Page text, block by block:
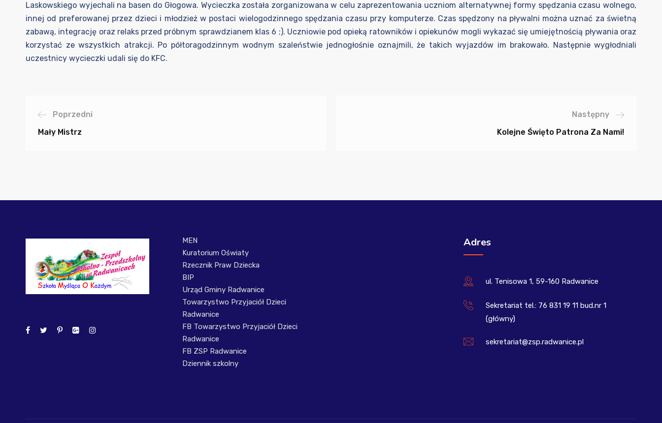
Laskowskiego wyjechali na basen do Głogowa. Wycieczka została zorganizowana w celu zaprezentowania uczniom alternatywnej formy spędzania czasu wolnego,
innej od preferowanej przez dzieci i młodzież w postaci wielogodzinnego spędzania czasu przy komputerze. Czas spędzony na pływalni można uznać za świetną
zabawą, integrację oraz relaks przed próbnym sprawdzianem klas 6 ;). Uczniowie pod opieką ratowników i opiekunów mogli wykazać się umiejętnością pływania oraz
korzystać ze wszystkich atrakcji. Po półtoragodzinnym wodnym szaleństwie jednogłośnie oznajmili, że takich wyjazdów im brakowało. Następnie wygłodniali
uczestnicy wycieczki udali się do KFC.
Poprzedni
Mały Mistrz
Następny
Kolejne Święto Patrona Za Nami!
MEN
Kuratorium Oświaty
Rzecznik Praw Dziecka
BIP
Urząd Gminy Radwanice
Towarzystwo Przyjaciół Dzieci
Radwanice
FB Towarzystwo Przyjaciół Dzieci
Radwanice
FB ZSP Radwanice
Dziennik szkolny
Adres
ul. Tenisowa 1, 59-160 Radwanice
Sekretariat tel.: 76 831 19 11 bud.nr 1
(główny)
sekretariat@zsp.radwanice.pl